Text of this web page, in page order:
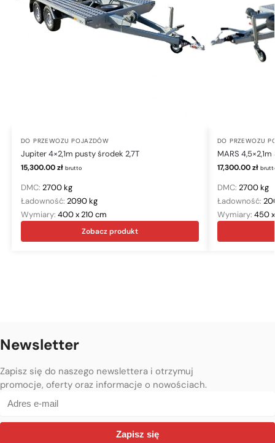
DO PRZEWOZU POJAZDÓW
Jupiter 4×2,1m pusty środek 2,7T
15,300.00zł brutto
DMC: 2700 kg
Ładowność: 2090 kg
Wymiary: 400 x 210 cm
Zobacz produkt
DO PRZEWOZU
MARS 4,5×2,1m
17,300.00zł
DMC: 2700 kg
Ładowność:
Wymiary: 450
Newsletter
Zapisz się do naszego newslettera i otrzymuj
promocje, oferty oraz informacje o nowościach.
Zapisz się